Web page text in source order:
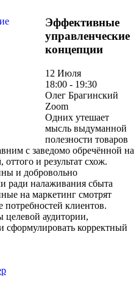
Эффективные
управленческие
концепции
12 Июля
18:00 - 19:30
Олег Брагинский
Zoom
Одних утешает
мысль выдуманной
полезности товаров
с заведомо обречённой на
и результат схож.
и добровольно
ради налаживания сбыта
на маркетинг смотрят
потребностей клиентов.
целевой аудитории,
сформулировать корректный